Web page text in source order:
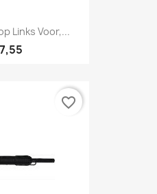
Links Voor,...
favorite_border